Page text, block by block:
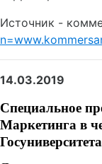
Источник -
14.03.2019
Специальное
Маркетинга в